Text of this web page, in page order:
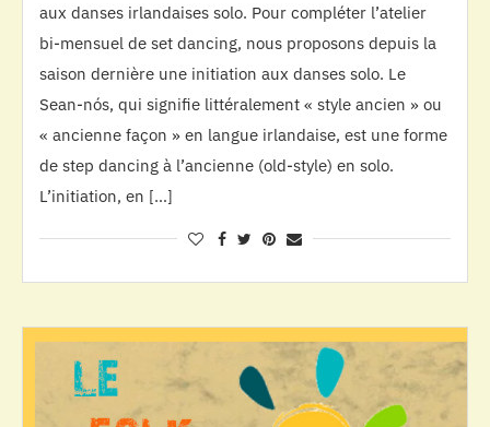
aux danses irlandaises solo. Pour compléter l’atelier
bi-mensuel de set dancing, nous proposons depuis la
saison dernière une initiation aux danses solo. Le
Sean-nós, qui signifie littéralement « style ancien » ou
« ancienne façon » en langue irlandaise, est une forme
de step dancing à l’ancienne (old-style) en solo.
L’initiation, en […]